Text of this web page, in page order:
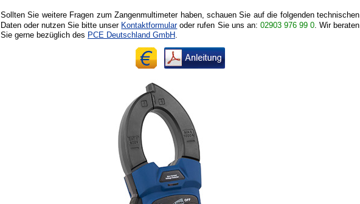
Sollten Sie weitere Fragen zum Zangenmultimeter haben, schauen Sie auf die folgenden technischen
Datenoder nutzen Sie bitte unser Kontaktformularoder rufen Sie uns an: 02903 976 99 0. Wir beraten
Sie gerne bezüglich des PCE Deutschland GmbH.